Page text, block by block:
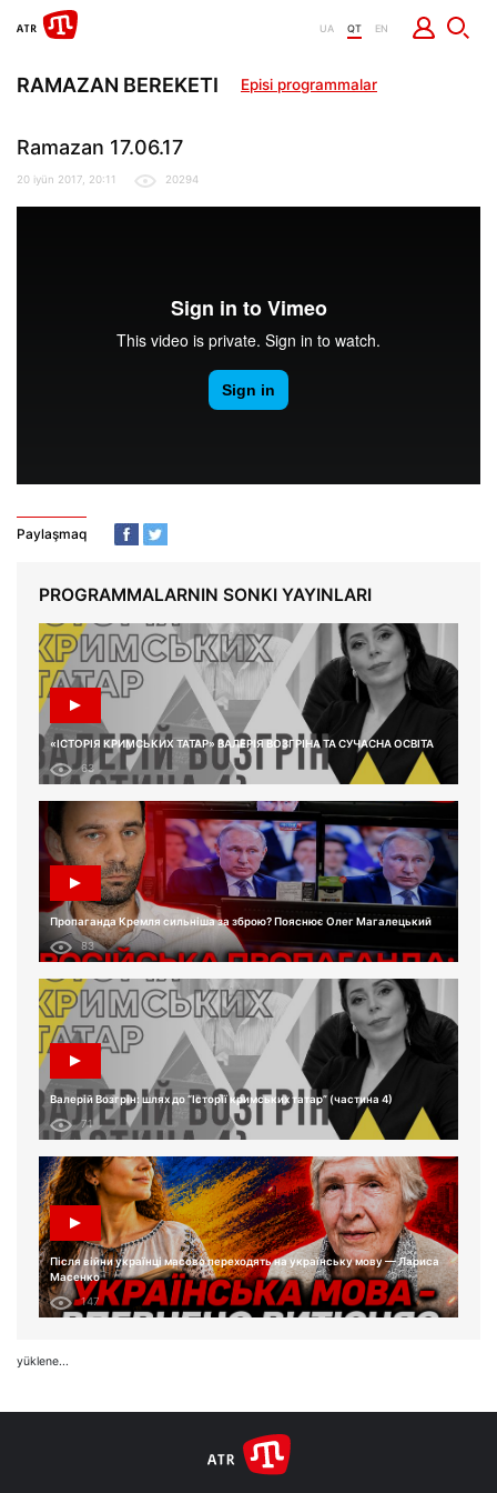
UA QT EN
RAMAZAN BEREKETI Episi programmalar
Ramazan 17.06.17
20 iyün 2017, 20:11 20294
Paylaşmaq
PROGRAMMALARNIN SONKI YAYINLARI
«ІСТОРІЯ КРИМСЬКИХ ТАТАР» ВАЛЕРІЯ ВОЗГРІНА ТА СУЧАСНА ОСВІТА
63
Пропаганда Кремля сильніша за зброю? Пояснює Олег Магалецький
83
Валерій Возгрін: шлях до “Історії кримських татар” (частина 4)
71
Після війни українці масово переходять на українську мову — Лариса
Масенко
147
yüklene...